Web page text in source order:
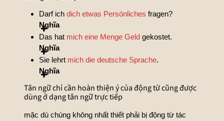
Darf ich dich etwas Persönliches fragen?
Nghĩa
Das hat mich eine Menge Geldgekostet.
Nghĩa
Sie lehrt mich die deutsche Sprache.
Nghĩa
Tân ngữ chỉ cần hoàn thiện ý của động từ cũng được
dùng ở dạng tân ngữ trực tiếp
mặc dù chúng không nhất thiết phải bị động từ tác